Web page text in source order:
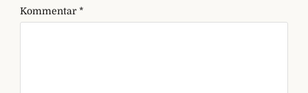
Kommentar *